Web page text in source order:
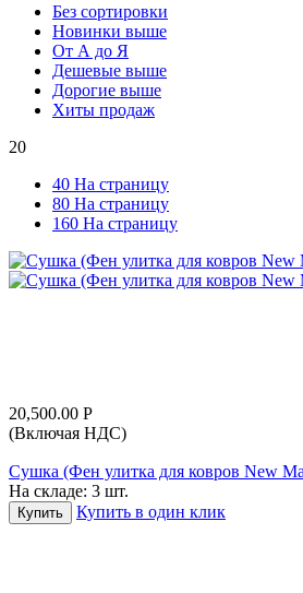
Без сортировки
Новинки выше
От А до Я
Дешевые выше
Дорогие выше
Хиты продаж
20
40 На страницу
80 На страницу
160 На страницу
20,500.00 Р
(Включая НДС)
Сушка (Фен улитка для ковров New
На складе: 3 шт.
Купить Купить в один клик